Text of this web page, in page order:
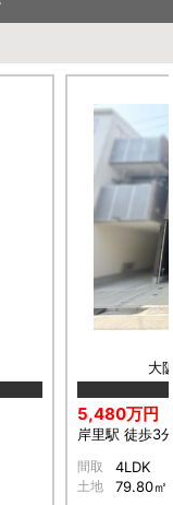
大
5,480万円
岸里駅 徒歩3
間取 4LDK
土地 79.80㎡